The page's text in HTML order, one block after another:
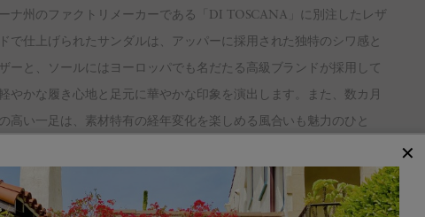
ナ州のファクトリメーカーである「DI TOSCANA」に別注したレザ
仕上げられたサンダルは、アッパーに採用された独特のシワ感と
と、ソールにはヨーロッパでも名だたる高級ブランドが採用して
かな履き心地と足元に華やかな印象を演出します。また、数カ月
い一足は、素材特有の経年変化を楽しめる風合いも魅力のひと
、ロンハーマンのエッセンスが合わさったスペシャルなアイテム